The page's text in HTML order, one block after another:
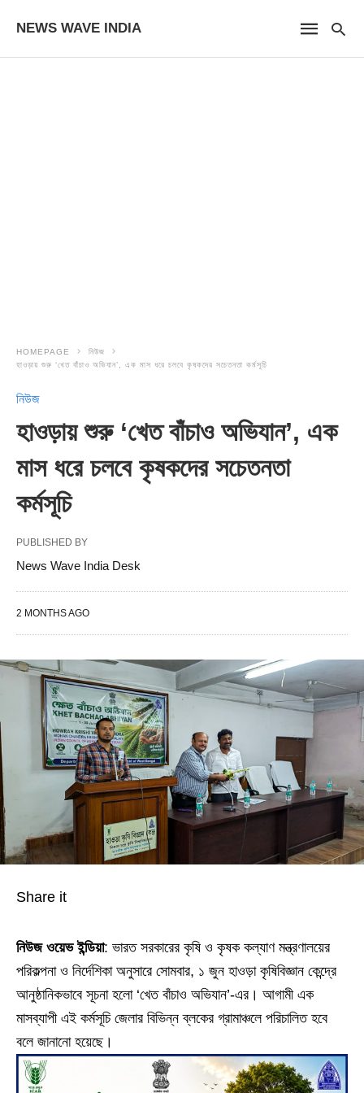
NEWS WAVE INDIA
HOMEPAGE
নিউজ
হাওড়ায় শুরু ‘খেত বাঁচাও অভিযান’, এক মাস ধরে চলবে কৃষকদের সচেতনতা কর্মসূচি
নিউজ
হাওড়ায় শুরু ‘খেত বাঁচাও অভিযান’, এক
মাস ধরে চলবে কৃষকদের সচেতনতা
কর্মসূচি
PUBLISHED BY
News Wave India Desk
2 MONTHS AGO
Share it
নিউজ ওয়েভ ইন্ডিয়া: ভারত সরকারের কৃষি ও কৃষক কল্যাণ মন্ত্রণালয়ের
পরিকল্পনা ও নির্দেশিকা অনুসারে সোমবার, ১ জুন হাওড়া কৃষিবিজ্ঞান কেন্দ্রে
আনুষ্ঠানিকভাবে সূচনা হলো ‘খেত বাঁচাও অভিযান’-এর। আগামী এক
মাসব্যাপী এই কর্মসূচি জেলার বিভিন্ন ব্লকের গ্রামাঞ্চলে পরিচালিত হবে
বলে জানানো হয়েছে।